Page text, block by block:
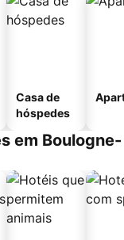
Casa de
hóspedes
em Boulogne-